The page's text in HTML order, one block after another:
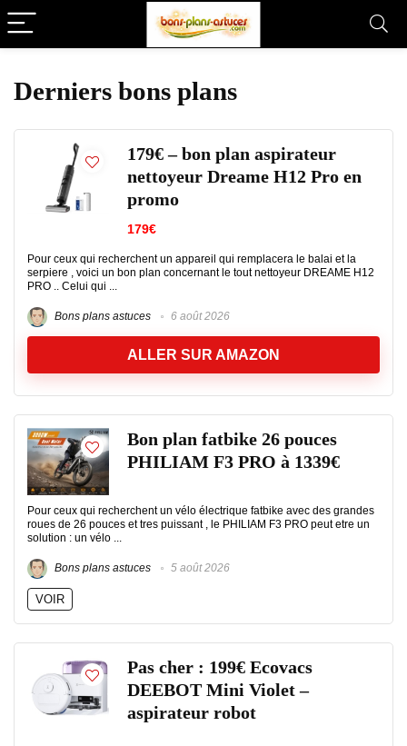
Derniers bons plans
179€ – bon plan aspirateur
nettoyeur Dreame H12 Pro en
promo
179€
Pour ceux qui recherchent un appareil qui remplacera le balai et la
serpiere , voici un bon plan concernant le tout nettoyeur DREAME H12
PRO .. Celui qui ...
Bons plans astuces 6 août 2026
ALLER SUR AMAZON
Bon plan fatbike 26 pouces
PHILIAM F3 PRO à 1339€
Pour ceux qui recherchent un vélo électrique fatbike avec des grandes
roues de 26 pouces et tres puissant , le PHILIAM F3 PRO peut etre un
solution : un vélo ...
Bons plans astuces 5 août 2026
VOIR
Pas cher : 199€ Ecovacs
DEEBOT Mini Violet –
aspirateur robot